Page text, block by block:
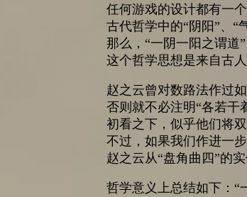
任何游戏的设计都有一
古代哲学中的“阴阳”、“
那么，“一阴一阳之谓道
这个哲学思想是来自古
赵之云曾对数路法作过
否则就不必注明“各若干
初看之下，似乎他们将
不过，如果我们作进一
赵之云从“盘角曲四”的
哲学意义上总结如下：“